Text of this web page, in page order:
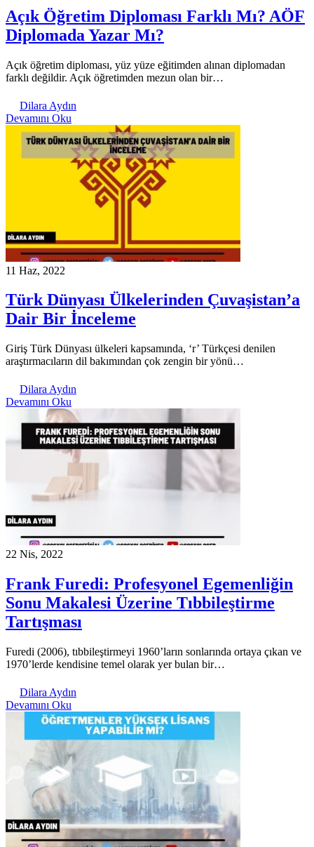
Açık Öğretim Diploması Farklı Mı? AÖF
Diplomada Yazar Mı?
Açık öğretim diploması, yüz yüze eğitimden alınan diplomadan
farklı değildir. Açık öğretimden mezun olan bir…
Dilara Aydın
Devamını Oku
11 Haz, 2022
Türk Dünyası Ülkelerinden Çuvaşistan’a
Dair Bir İnceleme
Giriş Türk Dünyası ülkeleri kapsamında, ‘r’ Türkçesi denilen
araştırmacıların dil bakımından çok zengin bir yönü…
Dilara Aydın
Devamını Oku
22 Nis, 2022
Frank Furedi: Profesyonel Egemenliğin
Sonu Makalesi Üzerine Tıbbileştirme
Tartışması
Furedi (2006), tıbbileştirmeyi 1960’ların sonlarında ortaya çıkan ve
1970’lerde kendisine temel olarak yer bulan bir…
Dilara Aydın
Devamını Oku